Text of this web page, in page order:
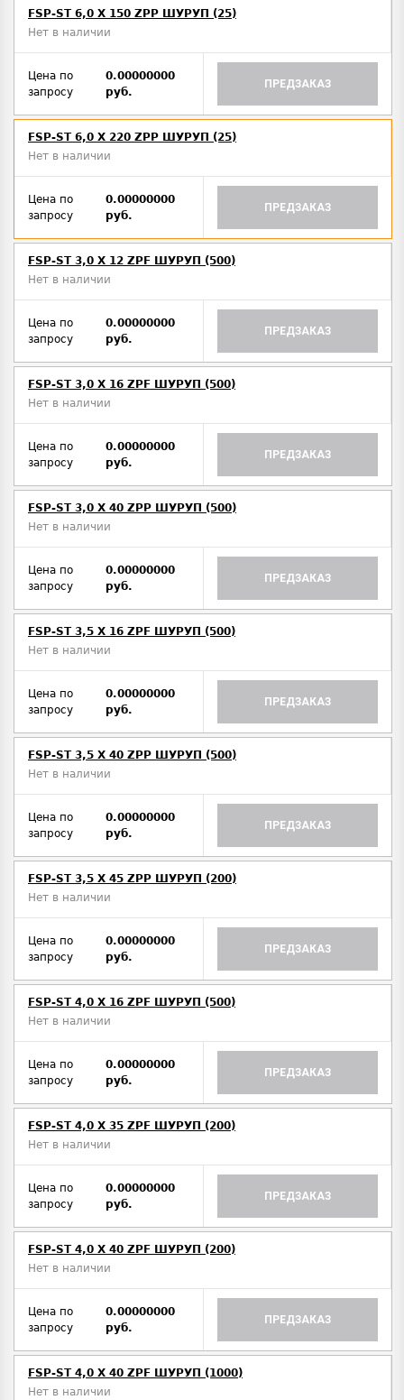
FSP-ST 6,0 X 150 ZPP ШУРУП (25)
Нет в наличии
Цена по
запросу
0.00000000
руб.
ПРЕДЗАКАЗ
FSP-ST 6,0 X 220 ZPP ШУРУП (25)
Нет в наличии
Цена по
запросу
0.00000000
руб.
ПРЕДЗАКАЗ
FSP-ST 3,0 X 12 ZPF ШУРУП (500)
Нет в наличии
Цена по
запросу
0.00000000
руб.
ПРЕДЗАКАЗ
FSP-ST 3,0 X 16 ZPF ШУРУП (500)
Нет в наличии
Цена по
запросу
0.00000000
руб.
ПРЕДЗАКАЗ
FSP-ST 3,0 X 40 ZPP ШУРУП (500)
Нет в наличии
Цена по
запросу
0.00000000
руб.
ПРЕДЗАКАЗ
FSP-ST 3,5 X 16 ZPF ШУРУП (500)
Нет в наличии
Цена по
запросу
0.00000000
руб.
ПРЕДЗАКАЗ
FSP-ST 3,5 X 40 ZPP ШУРУП (500)
Нет в наличии
Цена по
запросу
0.00000000
руб.
ПРЕДЗАКАЗ
FSP-ST 3,5 X 45 ZPP ШУРУП (200)
Нет в наличии
Цена по
запросу
0.00000000
руб.
ПРЕДЗАКАЗ
FSP-ST 4,0 X 16 ZPF ШУРУП (500)
Нет в наличии
Цена по
запросу
0.00000000
руб.
ПРЕДЗАКАЗ
FSP-ST 4,0 X 35 ZPF ШУРУП (200)
Нет в наличии
Цена по
запросу
0.00000000
руб.
ПРЕДЗАКАЗ
FSP-ST 4,0 X 40 ZPF ШУРУП (200)
Нет в наличии
Цена по
запросу
0.00000000
руб.
ПРЕДЗАКАЗ
FSP-ST 4,0 X 40 ZPF ШУРУП (1000)
Нет в наличии